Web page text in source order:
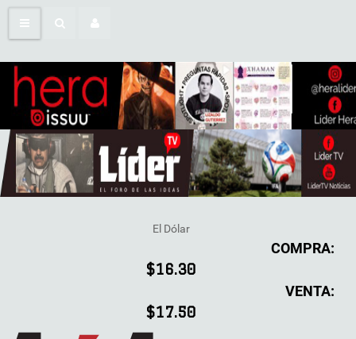
El Dólar
COMPRA:
$16.30
VENTA:
$17.50